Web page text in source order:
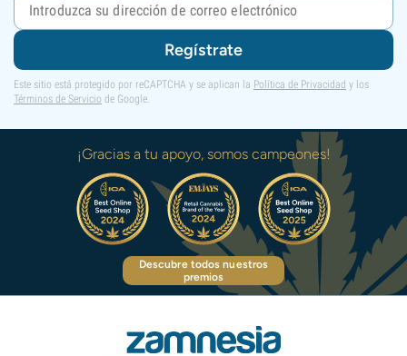
Regístrate
Este sitio está protegido por reCAPTCHA y se aplican la Política de Privacidad y los
Términos de Servicio de Google.
¡Gracias a tu apoyo, somos campeones!
Descubre todos nuestros
premios